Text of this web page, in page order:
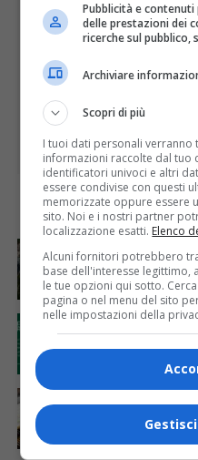
Ferragosto in città
ATTUALITÀ 12 ore fa
GAL Terre del
valorizzazione del
ATTUALITÀ 14 ore fa
Il jazz, il tango e
23ª edizione di
Pubblicità e
delle prestazioni dei
ricerche sul pubblico,
Archiviare
Scopri di più
I tuoi dati personali verranno
informazioni raccolte dal tuo
identificatori univoci e altri
essere condivise con questi
memorizzate oppure essere
sito. Noi e i nostri partner
localizzazione esatti. Elenco
Alcuni fornitori potrebbero
base dell'interesse
le tue opzioni qui sotto.
pagina o nel menu del sito
nelle impostazioni della